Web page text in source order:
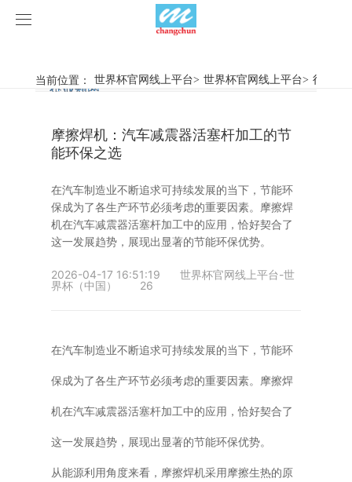
世界杯官网线上平台
旋弧焊机
惯性摩擦焊机
普通铣床
加工中心
产品视频
行业新闻
案例展示
当前位置： 世界杯官网线上平台> 世界杯官网线上平台> 行业新
行业新闻
企业动态
摩擦焊机：汽车减震器活塞杆加工的节
能环保之选
在汽车制造业不断追求可持续发展的当下，节能环
保成为了各生产环节必须考虑的重要因素。摩擦焊
机在汽车减震器活塞杆加工中的应用，恰好契合了
这一发展趋势，展现出显著的节能环保优势。
2026-04-17 16:51:19
世界杯官网线上平台-世
界杯（中国）
26
在汽车制造业不断追求可持续发展的当下，节能环
保成为了各生产环节必须考虑的重要因素。摩擦焊
机在汽车减震器活塞杆加工中的应用，恰好契合了
这一发展趋势，展现出显著的节能环保优势。
从能源利用角度来看，摩擦焊机采用摩擦生热的原